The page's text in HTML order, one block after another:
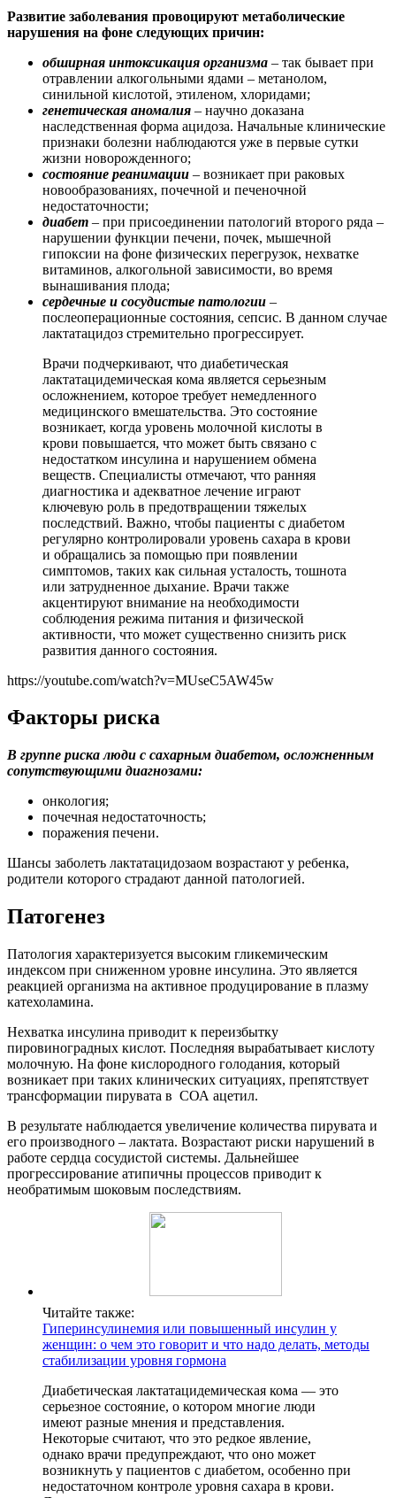
Развитие заболевания провоцируют метаболические
нарушения на фоне следующих причин:
обширная интоксикация организма – так бывает при
отравлении алкогольными ядами – метанолом,
синильной кислотой, этиленом, хлоридами;
генетическая аномалия – научно доказана
наследственная форма ацидоза. Начальные клинические
признаки болезни наблюдаются уже в первые сутки
жизни новорожденного;
состояние реанимации – возникает при раковых
новообразованиях, почечной и печеночной
недостаточности;
диабет – при присоединении патологий второго ряда –
нарушении функции печени, почек, мышечной
гипоксии на фоне физических перегрузок, нехватке
витаминов, алкогольной зависимости, во время
вынашивания плода;
сердечные и сосудистые патологии –
послеоперационные состояния, сепсис. В данном случае
лактатацидоз стремительно прогрессирует.
Врачи подчеркивают, что диабетическая
лактатацидемическая кома является серьезным
осложнением, которое требует немедленного
медицинского вмешательства. Это состояние
возникает, когда уровень молочной кислоты в
крови повышается, что может быть связано с
недостатком инсулина и нарушением обмена
веществ. Специалисты отмечают, что ранняя
диагностика и адекватное лечение играют
ключевую роль в предотвращении тяжелых
последствий. Важно, чтобы пациенты с диабетом
регулярно контролировали уровень сахара в крови
и обращались за помощью при появлении
симптомов, таких как сильная усталость, тошнота
или затрудненное дыхание. Врачи также
акцентируют внимание на необходимости
соблюдения режима питания и физической
активности, что может существенно снизить риск
развития данного состояния.
https://youtube.com/watch?v=MUseC5AW45w
Факторы риска
В группе риска люди с сахарным диабетом, осложненным
сопутствующими диагнозами:
онкология;
почечная недостаточность;
поражения печени.
Шансы заболеть лактатацидозаом возрастают у ребенка,
родители которого страдают данной патологией.
Патогенез
Патология характеризуется высоким гликемическим
индексом при сниженном уровне инсулина. Это является
реакцией организма на активное продуцирование в плазму
катехоламина.
Нехватка инсулина приводит к переизбытку
пировиноградных кислот. Последняя вырабатывает кислоту
молочную. На фоне кислородного голодания, который
возникает при таких клинических ситуациях, препятствует
трансформации пирувата в СОА ацетил.
В результате наблюдается увеличение количества пирувата и
его производного – лактата. Возрастают риски нарушений в
работе сердца сосудистой системы. Дальнейшее
прогрессирование атипичны процессов приводит к
необратимым шоковым последствиям.
Читайте также:
Гиперинсулинемия или повышенный инсулин у
женщин: о чем это говорит и что надо делать, методы
стабилизации уровня гормона
Диабетическая лактатацидемическая кома — это
серьезное состояние, о котором многие люди
имеют разные мнения и представления.
Некоторые считают, что это редкое явление,
однако врачи предупреждают, что оно может
возникнуть у пациентов с диабетом, особенно при
недостаточном контроле уровня сахара в крови.